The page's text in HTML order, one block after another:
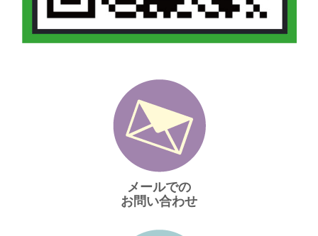
メールでの
お問い合わせ